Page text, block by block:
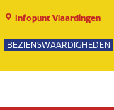
Infopunt Vlaardingen
BEZIENSWAARDIGHEDEN